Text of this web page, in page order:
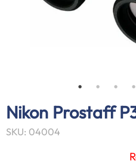
Nikon Prostaff
SKU: 04004